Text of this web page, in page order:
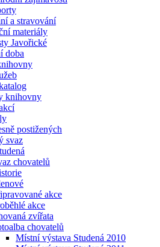
a stravování
materiály
Javořické
doba
knihovny
postižených
svaz
chovatelů
akce
akce
zvířata
chovatelů
Místní výstava Studená 2010